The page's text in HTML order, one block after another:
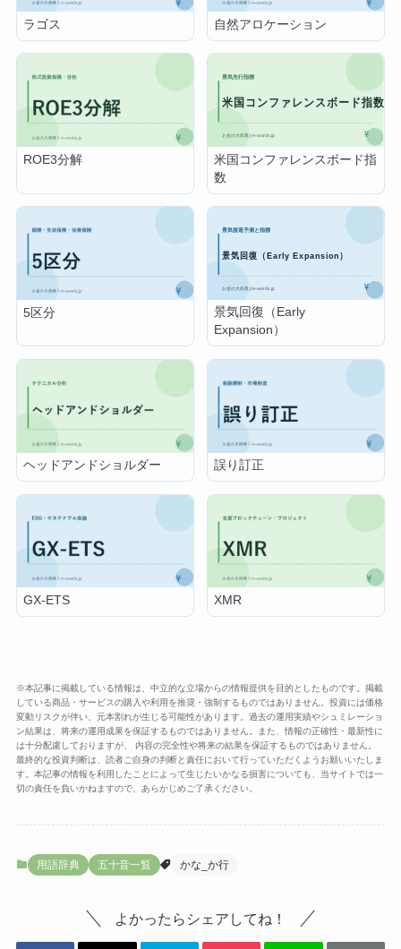
ラゴス 自然アロケーション
ROE3分解
米国コンファレンスボード指
数
5区分
景気回復（Early
Expansion）
ヘッドアンドショルダー 誤り訂正
GX-ETS XMR
※本記事に掲載している情報は、中立的な立場からの情報提供を目的としたものです。掲載
している商品・サービスの購入や利用を推奨・強制するものではありません。投資には価格
変動リスクが伴い、元本割れが生じる可能性があります。過去の運用実績やシュミレーショ
ン結果は、将来の運用成果を保証するものではありません。また、情報の正確性・最新性に
は十分配慮しておりますが、 内容の完全性や将来の結果を保証するものではありません。
最終的な投資判断は、読者ご自身の判断と責任において行っていただくようお願いいたしま
す。本記事の情報を利用したことによって生じたいかなる損害についても、当サイトでは一
切の責任を負いかねますので、あらかじめご了承ください。
用語辞典 五十音一覧 かな_か行
よかったらシェアしてね！